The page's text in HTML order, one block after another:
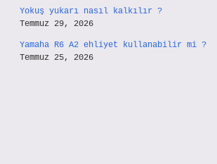
Yokuş yukarı nasıl kalkılır ?
Temmuz 29, 2026
Yamaha R6 A2 ehliyet kullanabilir mi ?
Temmuz 25, 2026